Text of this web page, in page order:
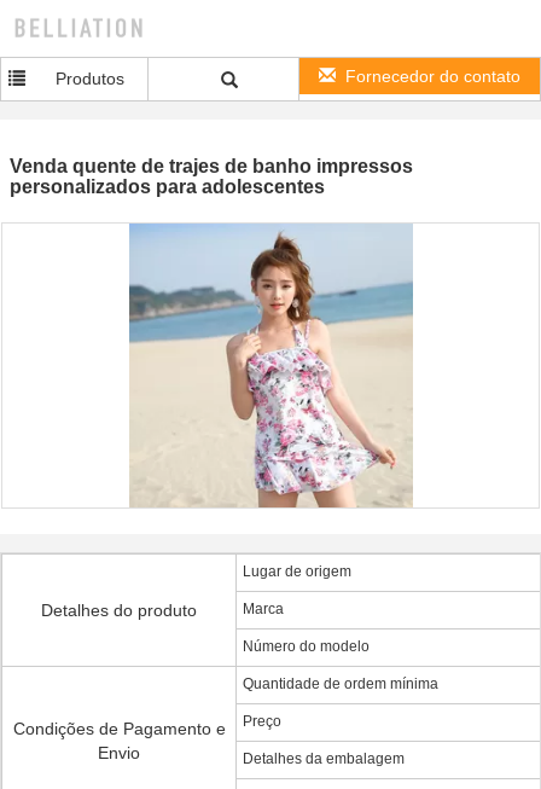
Produtos Fornecedor do contato
Venda quente de trajes de banho impressos
personalizados para adolescentes
Detalhes do produto
Lugar de origem
Marca
Número do modelo
Condições de Pagamento e
Envio
Quantidade de ordem mínima
Preço
Detalhes da embalagem